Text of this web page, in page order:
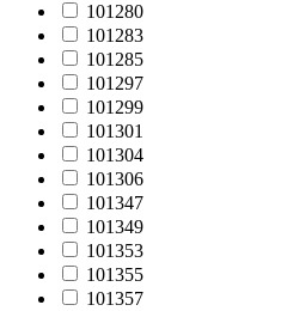
101280
101283
101285
101297
101299
101301
101304
101306
101347
101349
101353
101355
101357